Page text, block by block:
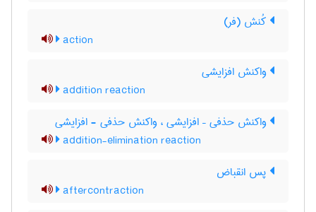
کُنش (فر)
action
واکنش افزایشی
addition reaction
واکنش حذفی – افزایشی ، واکنش حذفی - افزایشی
addition-elimination reaction
پس انقباض
aftercontraction